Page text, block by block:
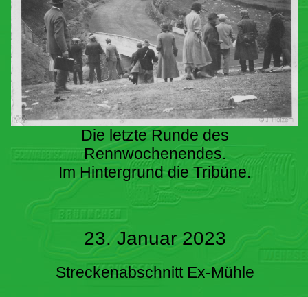
Die letzte Runde des
Rennwochenendes.
Im Hintergrund die Tribüne.
23. Januar 2023
Streckenabschnitt Ex-Mühle